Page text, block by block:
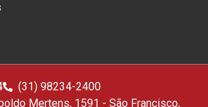
(31) 98234-2400
Mertens, 1591 - São Francisco,